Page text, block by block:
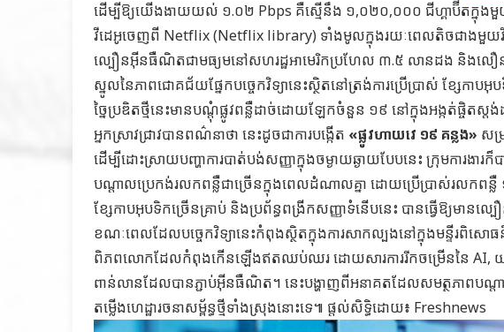
ដើម្បីឱ្យយើងងាយយល់ ១.០២ Pbps គឺស្មើនឹង ១,០២០,០០០ ជីហ្គាប៊ីតក្នុងមួ
វីដេអូចេញពី Netflix (Netflix library) ទាំងមូលក្នុងរយៈពេលតិចជាងមួយវិ
ល្បឿនអ៊ីនធឺណិតជាមធ្យមនៅសហរដ្ឋអាមេរិកប្រហែល ៣.៥ លានដង និងល
ស្នូលនៃភាពជោគជ័យផ្នែកបច្ចេកវិទ្យានេះស្ថិតនៅត្រង់ការប្រើប្រាស់ ខ្សែក
ច្នៃប្រឌិតថ្មីនេះមានបណ្តុំផ្លូវពន្លឺដាច់ដោយឡែកចំនួន ១៩ នៅក្នុងអង្កត់ផ្ចិតស្
អ្នកស្រាវជ្រាវបានពណ៌នាថា នេះដូចជាការបង្កើត «ផ្លូវហាយវេ ១៩ គន្លង» សម្
ដើម្បីដោះស្រាយបញ្ហាការបាត់បង់សញ្ញាក្នុងចម្ងាយឆ្ងាយបែបនេះ ក្រុមការងា
បណ្ដាលប្រេកង់រលកពន្លឺជាច្រើនក្នុងពេលដំណាលគ្នា ដោយប្រើប្រាស់រលកពន្លឺ
ខ្សែកាបអុបទិកច្រើនគ្រាប់ និងប្រព័ន្ធពង្រីកសញ្ញាទំនើបនេះ បានធ្វើឱ្យមានល្បឿ
ខណៈពេលដែលបច្ចេកវិទ្យានេះកំពុងស្ថិតក្នុងការសាកល្បងនៅក្នុងមន្ទីរពិសោ
ពិភពលោកដែលកំពុងកើនឡើងឥតឈប់ឈរ ដោយសារការរីកចម្រើននៃ AI,
ពាន់លានដែលបានភ្ជាប់អ៊ីនធឺណិត។ នេះបង្ហាញពីអនាគតដែលសមត្ថភាពបណ្
តម្លើងហេដ្ឋារចនាសម្ព័ន្ធថ្មីទាំងស្រុងនោះទេ៕ ផ្ដល់សិទ្ធិដោយ៖ Freshnews